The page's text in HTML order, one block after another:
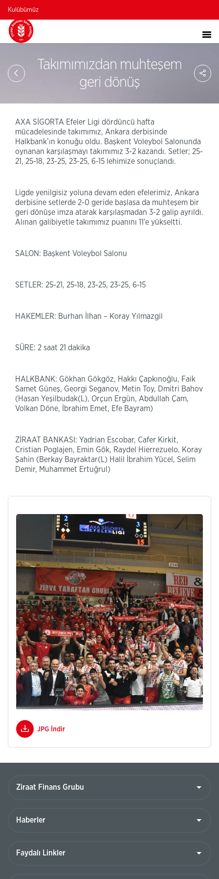
Kulübümüz
Takımımızdan muhteşem
geri dönüş
AXA SİGORTA Efeler Ligi dördüncü hafta
mücadelesinde takımımız, Ankara derbisinde
Halkbank’ın konuğu oldu. Başkent Voleybol Salonunda
oynanan karşılaşmayı takımımız 3-2 kazandı. Setler; 25-
21, 25-18, 23-25, 23-25, 6-15 lehimize sonuçlandı.
Ligde yenilgisiz yoluna devam eden efelerimiz, Ankara
derbisine setlerde 2-0 geride başlasa da muhteşem bir
geri dönüşe imza atarak karşılaşmadan 3-2 galip ayrıldı.
Alınan galibiyetle takımımız puanını 11’e yükseltti.
SALON: Başkent Voleybol Salonu
SETLER: 25-21, 25-18, 23-25, 23-25, 6-15
HAKEMLER: Burhan İlhan – Koray Yılmazgil
SÜRE: 2 saat 21 dakika
HALKBANK: Gökhan Gökgöz, Hakkı Çapkınoğlu, Faik
Samet Güneş, Georgi Seganov, Metin Toy, Dmitri Bahov
(Hasan Yeşilbudak(L), Orçun Ergün, Abdullah Çam,
Volkan Döne, İbrahim Emet, Efe Bayram)
ZİRAAT BANKASI: Yadrian Escobar, Cafer Kirkit,
Cristian Poglajen, Emin Gök, Raydel Hierrezuelo, Koray
Şahin (Berkay Bayraktar(L) Halil İbrahim Yücel, Selim
Demir, Muhammet Ertuğrul)
JPG İndir